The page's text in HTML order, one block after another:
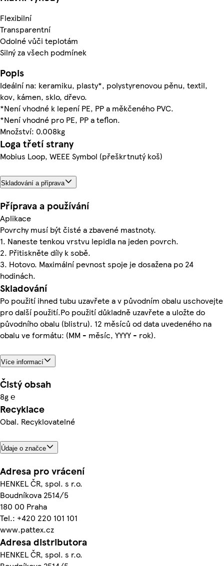
Flexibilní
Transparentní
Odolné vůči teplotám
Silný za všech podmínek
Popis
Ideální na: keramiku, plasty*, polystyrenovou pěnu, textil,
kov, kámen, sklo, dřevo.
*Není vhodné k lepení PE, PP a měkčeného PVC.
*Není vhodné pro PE, PP a teflon.
Množství: 0.008kg
Loga třetí strany
Mobius Loop, WEEE Symbol (přeškrtnutý koš)
Skladování a příprava
Příprava a používání
Aplikace
Povrchy musí být čisté a zbavené mastnoty.
1. Naneste tenkou vrstvu lepidla na jeden povrch.
2. Přitiskněte díly k sobě.
3. Hotovo. Maximální pevnost spoje je dosažena po 24
hodinách.
Skladování
Po použití ihned tubu uzavřete a v původním obalu uschovejte
pro další použití.Po použití důkladně uzavřete a uložte do
původního obalu (blistru). 12 měsíců od data uvedeného na
obalu ve formátu: (MM - měsíc, YYYY - rok).
Více informací
Čistý obsah
8g ℮
Recyklace
Obal. Recyklovatelné
Údaje o značce
Adresa pro vrácení
HENKEL ČR, spol. s r.o.
Boudníkova 2514/5
180 00 Praha
Tel.: +420 220 101 101
www.pattex.cz
Adresa distributora
HENKEL ČR, spol. s r.o.